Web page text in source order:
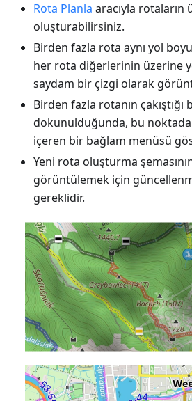
Rota Planla aracıyla rotaların
oluşturabilirsiniz.
Birden fazla rota aynı yol
her rota diğerlerinin üzerine
saydam bir çizgi olarak
Birden fazla rotanın
dokunulduğunda, bu
içeren bir bağlam menüsü
Yeni rota oluşturma
görüntülemek için
gereklidir.